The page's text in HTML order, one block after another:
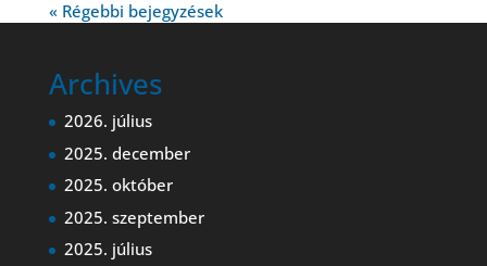
« Régebbi bejegyzések
Archives
2026. július
2025. december
2025. október
2025. szeptember
2025. július